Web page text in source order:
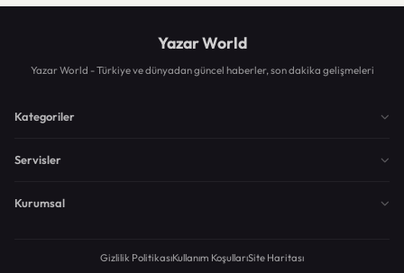
Yazar World
Yazar World - Türkiye ve dünyadan güncel haberler, son dakika gelişmeleri
Kategoriler
Servisler
Kurumsal
Gizlilik PolitikasıKullanım KoşullarıSite Haritası